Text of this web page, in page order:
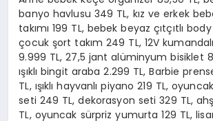
banyo havlusu 349 TL, kız ve erkek
takımı 199 TL, bebek beyaz çıtçıtlı
çocuk şort takım 249 TL, 12V
9.999 TL, 27,5 jant alüminyum bisiklet
ışıklı bingit araba 2.299 TL, Barbie
TL, ışıklı hayvanlı piyano 219 TL,
seti 249 TL, dekorasyon seti 329 TL,
TL, oyuncak sürpriz yumurta 129 TL,